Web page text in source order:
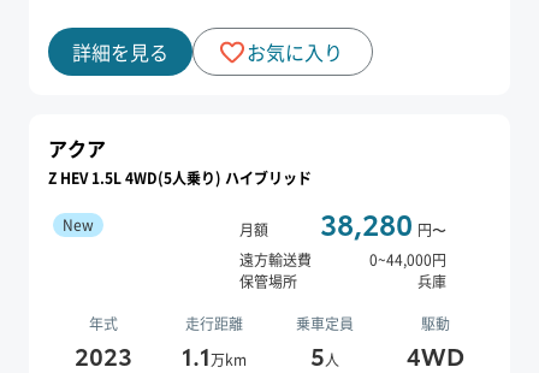
詳細を見る お気に入り
アクア
Z HEV 1.5L 4WD(5人乗り) ハイブリッド
New 月額 38,280 円〜
遠方輸送費
0~44,000円
保管場所
兵庫
年式 走行距離 乗車定員 駆動
2023 1.1万km 5人 4WD